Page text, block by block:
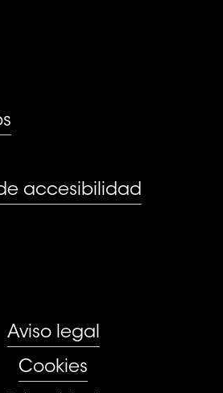
accesibilidad
Aviso legal
Cookies